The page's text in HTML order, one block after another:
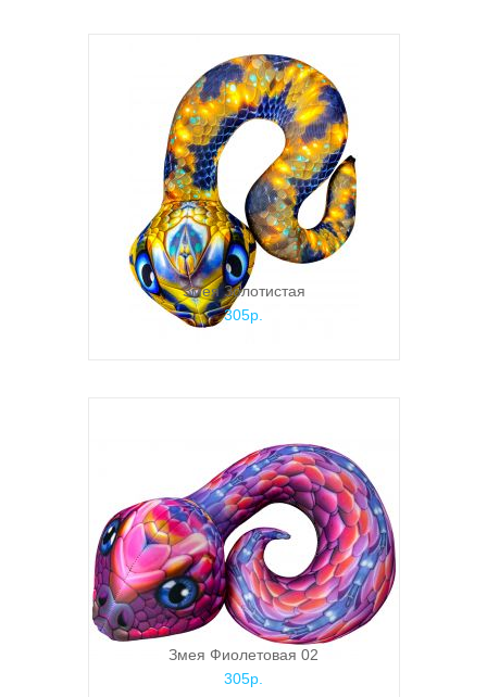
Змея Золотистая
305р.
Змея Фиолетовая 02
305р.